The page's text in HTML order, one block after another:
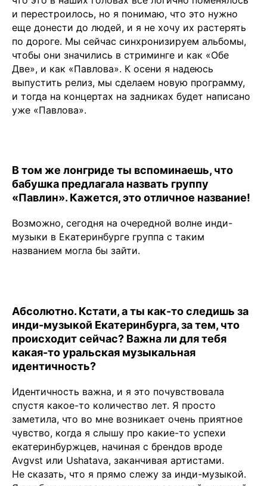
и перестроилось, но я понимаю, что это нужно
еще донести до людей, и я не хочу их растерять
по дороге. Мы сейчас синхронизируем альбомы,
чтобы они значились в стриминге и как «Обе
Две», и как «Павлова». К осени я надеюсь
выпустить релиз, мы сделаем новую программу,
и тогда на концертах на задниках будет написано
уже «Павлова».
В том же лонгриде ты вспоминаешь, что
бабушка предлагала назвать группу
«Павлин». Кажется, это отличное название!
Возможно, сегодня на очередной волне инди-
музыки в Екатеринбурге группа с таким
названием могла бы зайти.
Абсолютно. Кстати, а ты как-то следишь за
инди-музыкой Екатеринбурга, за тем, что
происходит сейчас? Важна ли для тебя
какая-то уральская музыкальная
идентичность?
Идентичность важна, и я это почувствовала
спустя какое-то количество лет. Я просто
заметила, что во мне возникает очень приятное
чувство, когда я слышу про какие-то успехи
екатеринбуржцев, начиная с брендов вроде
Avgvst или Ushatava, заканчивая артистами.
Не сказать, что я прямо слежу за инди-музыкой.